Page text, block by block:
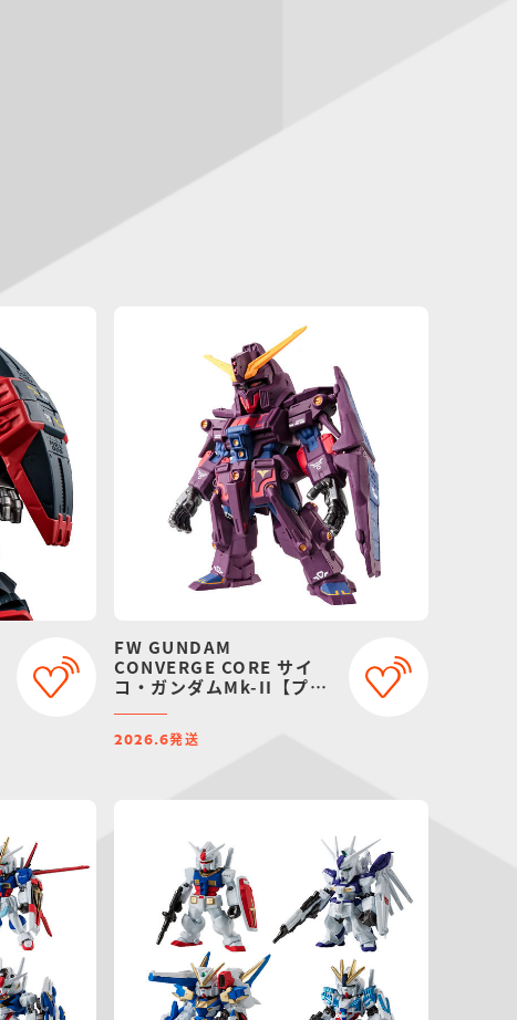
FW GUNDAM
CONVERGE CORE サイ
コ・ガンダムMk-II【プレ
2026.6発送